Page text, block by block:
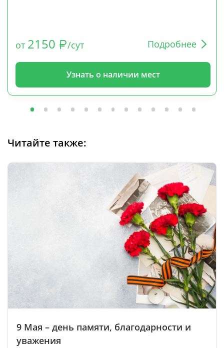
от 2150 /сут Подробнее
Узнать о наличии мест
Читайте также:
9 Мая – день памяти, благодарности и
уважения